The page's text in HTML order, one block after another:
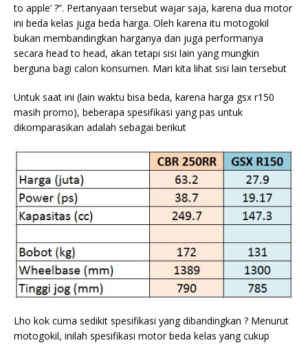
to apple’ ?”. Pertanyaan tersebut wajar saja, karena dua motor
ini beda kelas juga beda harga. Oleh karena itu motogokil
bukan membandingkan harganya dan juga performanya
secara head to head, akan tetapi sisi lain yang mungkin
berguna bagi calon konsumen. Mari kita lihat sisi lain tersebut
Untuk saat ini (lain waktu bisa beda, karena harga gsx r150
masih promo), beberapa spesifikasi yang pas untuk
dikomparasikan adalah sebagai berikut
Lho kok cuma sedikit spesifikasi yang dibandingkan ? Menurut
motogokil, inilah spesifikasi motor beda kelas yang cukup